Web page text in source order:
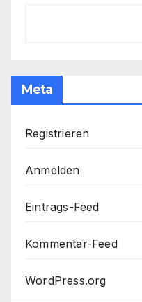
Meta
Registrieren
Anmelden
Eintrags-Feed
Kommentar-Feed
WordPress.org